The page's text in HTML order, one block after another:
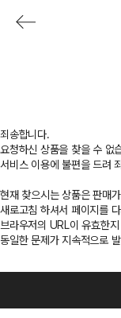
죄송합니다.
요청하신 상품을 찾을 수 없
서비스 이용에 불편을 드려
현재 찾으시는 상품은 판매
새로고침 하셔서 페이지를
브라우저의 URL이 유효한
동일한 문제가 지속적으로